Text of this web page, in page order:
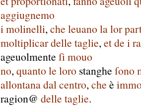
aggiugnemo
i molinelli, che leuanolalor
moltiplicardelle taglie, etde i
ageuolmente ſi mouo
no, quantole loro stanghe ſono
allontanadal centro, che è
ragion@ delle taglie.